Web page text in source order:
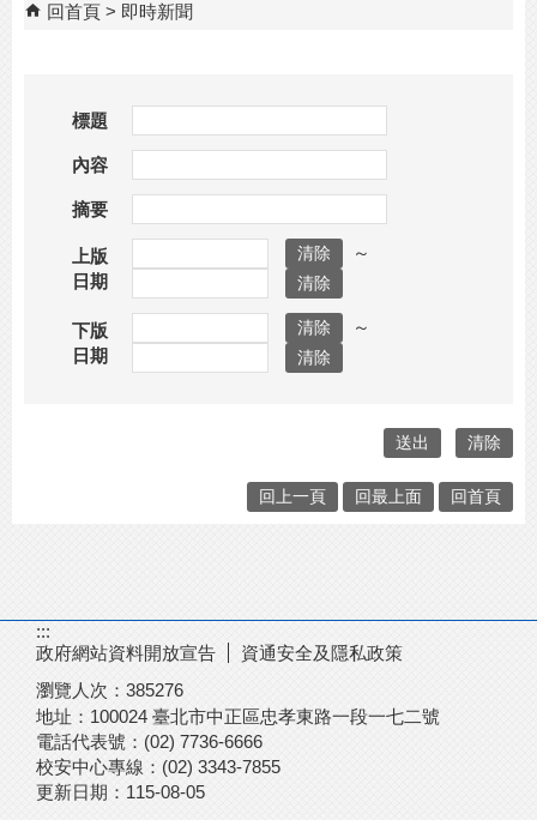
回首頁 即時新聞
標題
內容
摘要
上版
日期
～
下版
日期
～
回上一頁 回最上面 回首頁
:::
政府網站資料開放宣告
資通安全及隱私政策
瀏覽人次： 385276
地址：100024 臺北市中正區忠孝東路一段一七二號
電話代表號：(02) 7736-6666
校安中心專線：(02) 3343-7855
更新日期： 115-08-05